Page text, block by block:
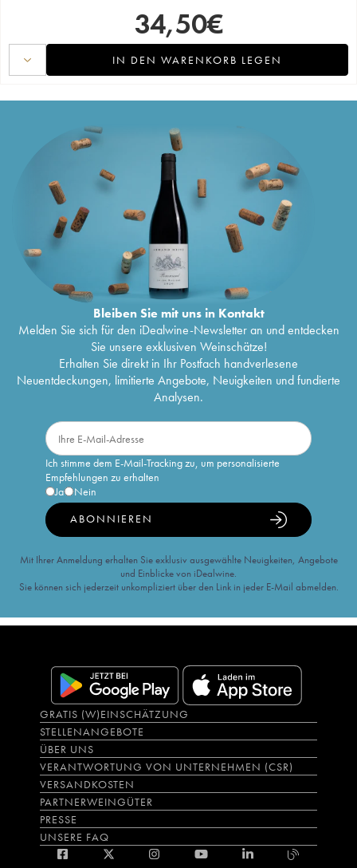
34,50€
IN DEN WARENKORB LEGEN
Bleiben Sie mit uns in Kontakt
Melden Sie sich für den iDealwine-Newsletter an und entdecken
Sie unsere exklusiven Weinschätze!
Erhalten Sie direkt in Ihr Postfach handverlesene
Neuentdeckungen, limitierte Angebote, Neuigkeiten und fundierte
Analysen.
Ich stimme dem E-Mail-Tracking zu, um personalisierte
Empfehlungen zu erhalten
Ja
Nein
ABONNIEREN
Mit Ihrer Anmeldung erhalten Sie exklusiv ausgewählte Neuigkeiten, Angebote
und Einblicke von iDealwine.
Sie können sich jederzeit unkompliziert über den Link in jeder E-Mail abmelden.
GRATIS (W)EINSCHÄTZUNG
STELLENANGEBOTE
ÜBER UNS
VERANTWORTUNG VON UNTERNEHMEN (CSR)
VERSANDKOSTEN
PARTNERWEINGÜTER
PRESSE
UNSERE FAQ